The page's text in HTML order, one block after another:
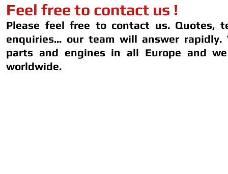
Feel free to contact us !
Please feel free to contact us. Quotes,
enquiries... our team will answer rapidly.
parts and engines in all Europe and
worldwide.